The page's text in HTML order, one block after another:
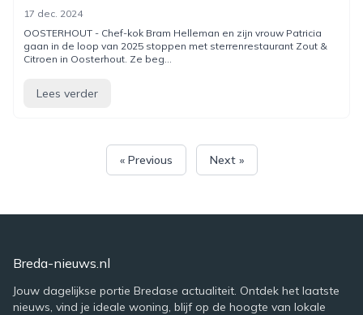
17 dec. 2024
OOSTERHOUT - Chef-kok Bram Helleman en zijn vrouw Patricia
gaan in de loop van 2025 stoppen met sterrenrestaurant Zout &
Citroen in Oosterhout. Ze beg...
Lees verder
« Previous Next »
Breda-nieuws.nl
Jouw dagelijkse portie Bredase actualiteit. Ontdek het laatste
nieuws, vind je ideale woning, blijf op de hoogte van lokale